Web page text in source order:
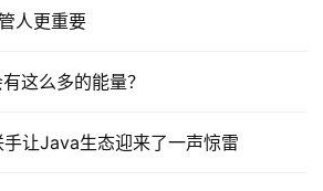
人更重要
这么多的能量？
让Java生态迎来了一声惊雷